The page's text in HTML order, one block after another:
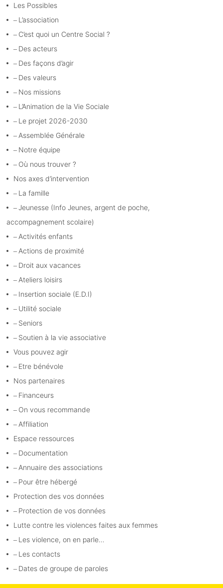
Les Possibles
L’association
C’est quoi un Centre Social ?
Des acteurs
Des façons d’agir
Des valeurs
Nos missions
L’Animation de la Vie Sociale
Le projet 2026-2030
Assemblée Générale
Notre équipe
Où nous trouver ?
Nos axes d’intervention
La famille
Jeunesse (Info Jeunes, argent de poche,
accompagnement scolaire)
Activités enfants
Actions de proximité
Droit aux vacances
Ateliers loisirs
Insertion sociale (E.D.I)
Utilité sociale
Seniors
Soutien à la vie associative
Vous pouvez agir
Etre bénévole
Nos partenaires
Financeurs
On vous recommande
Affiliation
Espace ressources
Documentation
Annuaire des associations
Pour être hébergé
Protection des vos données
Protection de vos données
Lutte contre les violences faites aux femmes
Les violence, on en parle…
Les contacts
Dates de groupe de paroles